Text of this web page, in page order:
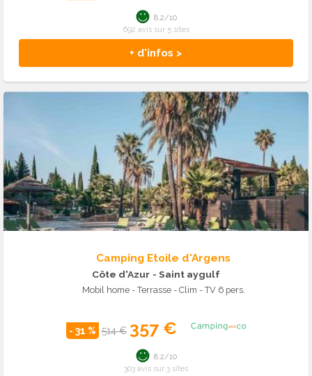
+ d'infos >
8.2/10
692 avis sur 5 sites
Camping Etoile d'Argens
Côte d'Azur - Saint aygulf
Mobil home - Terrasse - Clim - TV 6 pers.
- 31 % 514 € 357 €
8.2/10
303 avis sur 3 sites